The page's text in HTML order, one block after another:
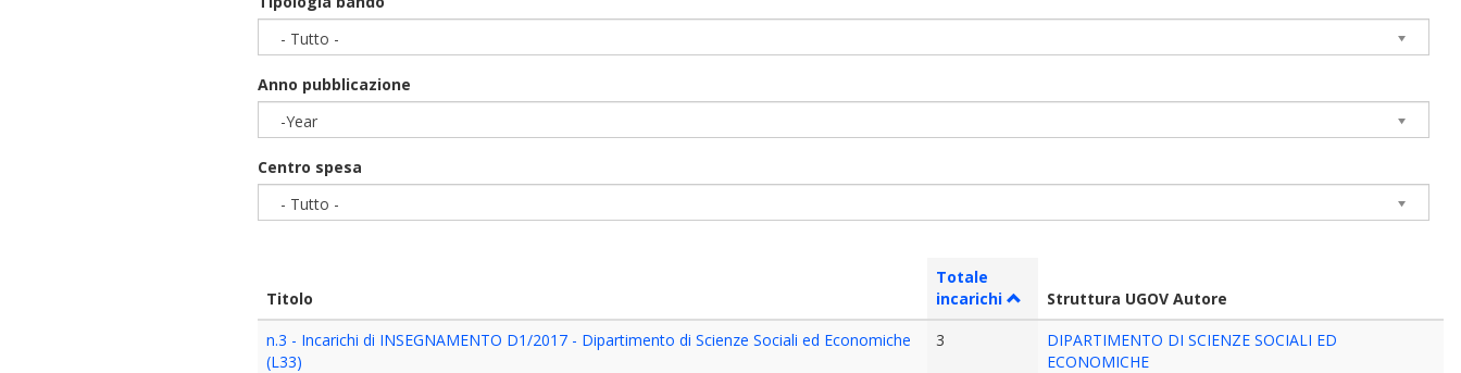
- Tutto -
Anno pubblicazione
-Year
Centro spesa
- Tutto -
Titolo
Totale
incarichi
Struttura UGOV Autore
n.3 - Incarichi di INSEGNAMENTO D1/2017 - Dipartimento di Scienze Sociali ed Economiche
(L33)
3
DIPARTIMENTO DI SCIENZE SOCIALI ED
ECONOMICHE